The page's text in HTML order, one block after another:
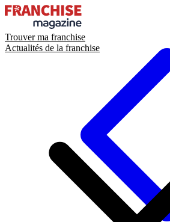
Trouver ma franchise
Actualités de la franchise